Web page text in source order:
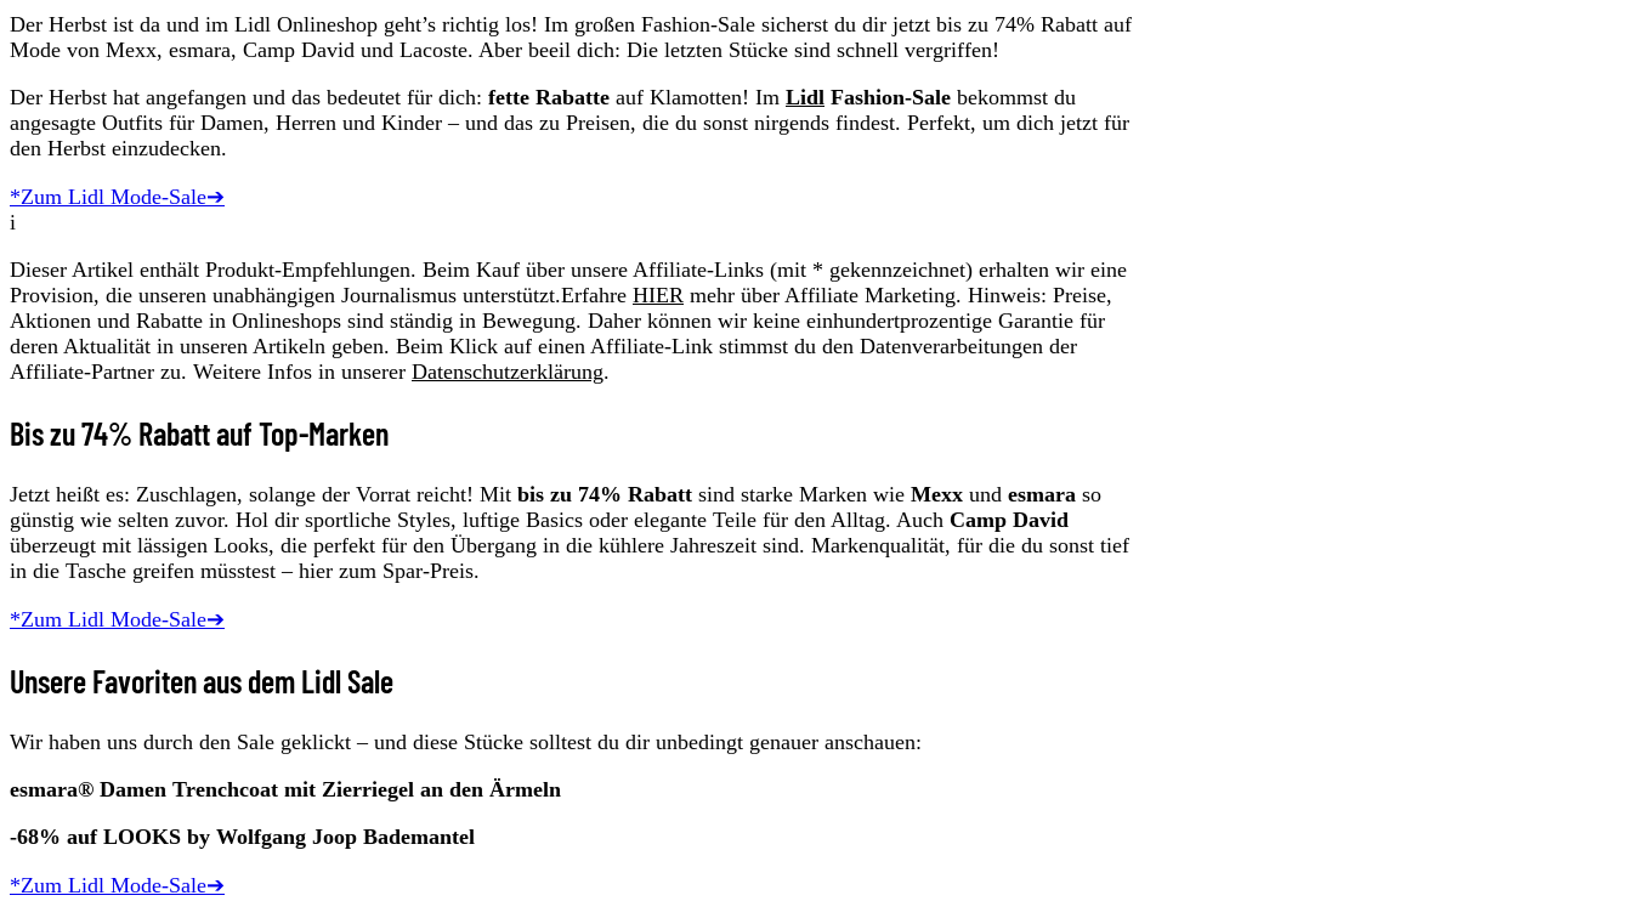
Der Herbst ist da und im Lidl Onlineshop geht’s richtig los! Im großen Fashion-Sale sicherst du dir jetzt bis zu 74% Rabatt auf
Mode von Mexx, esmara, Camp David und Lacoste. Aber beeil dich: Die letzten Stücke sind schnell vergriffen!
Der Herbst hat angefangen und das bedeutet für dich: fette Rabatte auf Klamotten! Im Lidl Fashion-Sale bekommst du
angesagte Outfits für Damen, Herren und Kinder – und das zu Preisen, die du sonst nirgends findest. Perfekt, um dich jetzt für
den Herbst einzudecken.
*Zum Lidl Mode-Sale➔
i
Dieser Artikel enthält Produkt-Empfehlungen. Beim Kauf über unsere Affiliate-Links (mit * gekennzeichnet) erhalten wir eine
Provision, die unseren unabhängigen Journalismus unterstützt.Erfahre HIER mehr über Affiliate Marketing. Hinweis: Preise,
Aktionen und Rabatte in Onlineshops sind ständig in Bewegung. Daher können wir keine einhundertprozentige Garantie für
deren Aktualität in unseren Artikeln geben. Beim Klick auf einen Affiliate-Link stimmst du den Datenverarbeitungen der
Affiliate-Partner zu. Weitere Infos in unserer Datenschutzerklärung.
Bis zu 74% Rabatt auf Top-Marken
Jetzt heißt es: Zuschlagen, solange der Vorrat reicht! Mit bis zu 74% Rabatt sind starke Marken wie Mexx und esmara so
günstig wie selten zuvor. Hol dir sportliche Styles, luftige Basics oder elegante Teile für den Alltag. Auch Camp David
überzeugt mit lässigen Looks, die perfekt für den Übergang in die kühlere Jahreszeit sind. Markenqualität, für die du sonst tief
in die Tasche greifen müsstest – hier zum Spar-Preis.
*Zum Lidl Mode-Sale➔
Unsere Favoriten aus dem Lidl Sale
Wir haben uns durch den Sale geklickt – und diese Stücke solltest du dir unbedingt genauer anschauen:
esmara® Damen Trenchcoat mit Zierriegel an den Ärmeln
-68% auf LOOKS by Wolfgang Joop Bademantel
*Zum Lidl Mode-Sale➔